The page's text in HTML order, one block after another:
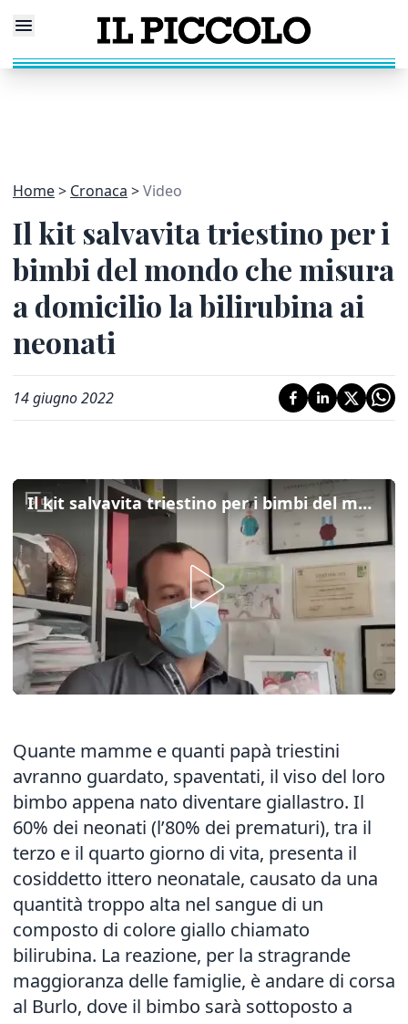
Home Cronaca Video
Il kit salvavita triestino per i
bimbi del mondo che misura
a domicilio la bilirubina ai
neonati
14 giugno 2022
Il kit salvavita triestino per i bimbi del mondo che misura a domicilio la bilirubina ai neonati
Quante mamme e quanti papà triestini
avranno guardato, spaventati, il viso del loro
bimbo appena nato diventare giallastro. Il
60% dei neonati (l’80% dei prematuri), tra il
terzo e il quarto giorno di vita, presenta il
cosiddetto ittero neonatale, causato da una
quantità troppo alta nel sangue di un
composto di colore giallo chiamato
bilirubina. La reazione, per la stragrande
maggioranza delle famiglie, è andare di corsa
al Burlo, dove il bimbo sarà sottoposto a